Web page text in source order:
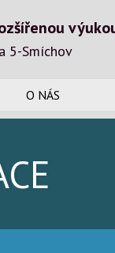
5-Smíchov
O NÁS